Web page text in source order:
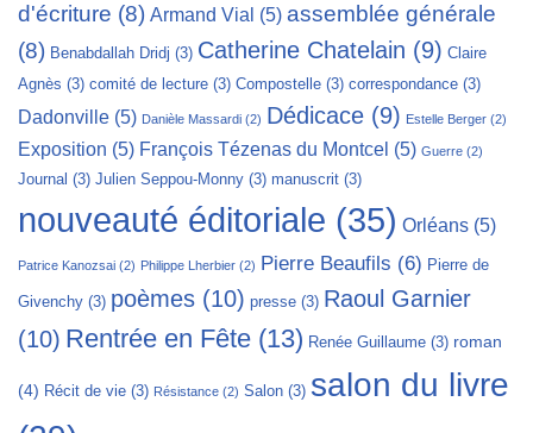
d'écriture (8) Armand Vial (5) assemblée générale
(8) Benabdallah Dridj (3) Catherine Chatelain (9) Claire
Agnès (3) comité de lecture (3) Compostelle (3) correspondance (3)
Dadonville (5) Danièle Massardi (2) Dédicace (9) Estelle Berger (2)
Exposition (5) François Tézenas du Montcel (5) Guerre (2)
Journal (3) Julien Seppou-Monny (3) manuscrit (3)
nouveauté éditoriale (35) Orléans (5)
Patrice Kanozsai (2) Philippe Lherbier (2) Pierre Beaufils (6) Pierre de
Givenchy (3) poèmes (10) presse (3) Raoul Garnier
(10) Rentrée en Fête (13) Renée Guillaume (3) roman
(4) Récit de vie (3) Résistance (2) Salon (3) salon du livre